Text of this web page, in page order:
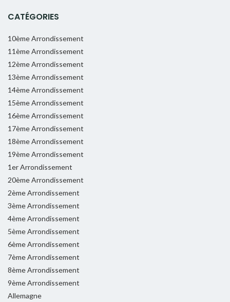
CATÉGORIES
10ème Arrondissement
11ème Arrondissement
12ème Arrondissement
13ème Arrondissement
14ème Arrondissement
15ème Arrondissement
16ème Arrondissement
17ème Arrondissement
18ème Arrondissement
19ème Arrondissement
1er Arrondissement
20ème Arrondissement
2ème Arrondissement
3ème Arrondissement
4ème Arrondissement
5ème Arrondissement
6ème Arrondissement
7ème Arrondissement
8ème Arrondissement
9ème Arrondissement
Allemagne